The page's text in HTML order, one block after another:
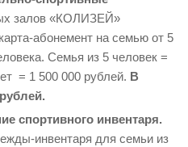
залов «КОЛИЗЕЙ»
абонемент на семью от 5
Семья из 5 человек =
= 1 500 000 рублей. В
спортивного инвентаря.
инвентаря для семьи из